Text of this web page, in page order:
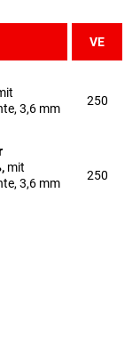
VE
3,6 mm
250
mit
3,6 mm
250